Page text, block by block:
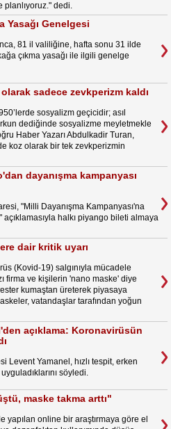
planlıyoruz." dedi.
Yasağı Genelgesi
81 il valiliğine, hafta sonu 31 ilde
çıkma yasağı ile ilgili genelge
sadece zevkperizm kaldı
sosyalizm geçicidir; asıl
dediğinde sosyalizme meyletmekle
Haber Yazarı Abdulkadir Turan,
koz olarak bir tek zevkperizmin
dayanışma kampanyası
"Milli Dayanışma Kampanyası'na
halkı piyango bileti almaya
dair kritik uyarı
(Kovid-19) salgınıyla mücadele
firma ve kişilerin 'nano maske' diye
kumaştan üreterek piyasaya
vatandaşlar tarafından yoğun
açıklama: Koronavirüsün
Levent Yamanel, hızlı tespit, erken
söyledi.
maske takma arttı"
yapılan online bir araştırmaya göre el